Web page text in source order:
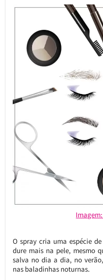
O spray cria uma espécie
dure mais na pele, mesmo
salva no dia a dia, no
nas baladinhas noturnas.